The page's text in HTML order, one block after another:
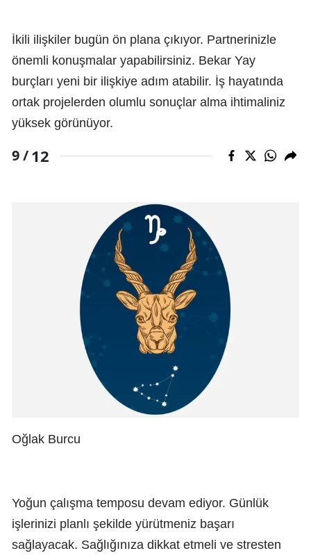
İkili ilişkiler bugün ön plana çıkıyor. Partnerinizle
önemli konuşmalar yapabilirsiniz. Bekar Yay
burçları yeni bir ilişkiye adım atabilir. İş hayatında
ortak projelerden olumlu sonuçlar alma ihtimaliniz
yüksek görünüyor.
9 /12
Oğlak Burcu
Yoğun çalışma temposu devam ediyor. Günlük
işlerinizi planlı şekilde yürütmeniz başarı
sağlayacak. Sağlığınıza dikkat etmeli ve stresten